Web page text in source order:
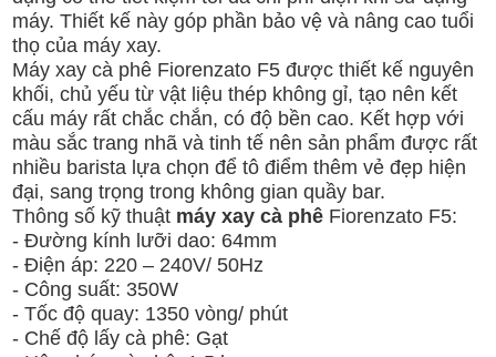
máy. Thiết kế này góp phần bảo vệ và nâng cao tuổi
thọ của máy xay.
Máy xay cà phê Fiorenzato F5 được thiết kế nguyên
khối, chủ yếu từ vật liệu thép không gỉ, tạo nên kết
cấu máy rất chắc chắn, có độ bền cao. Kết hợp với
màu sắc trang nhã và tinh tế nên sản phẩm được rất
nhiều barista lựa chọn để tô điểm thêm vẻ đẹp hiện
đại, sang trọng trong không gian quầy bar.
Thông số kỹ thuật máy xay cà phê Fiorenzato F5:
- Đường kính lưỡi dao: 64mm
- Điện áp: 220 – 240V/ 50Hz
- Công suất: 350W
- Tốc độ quay: 1350 vòng/ phút
- Chế độ lấy cà phê: Gạt